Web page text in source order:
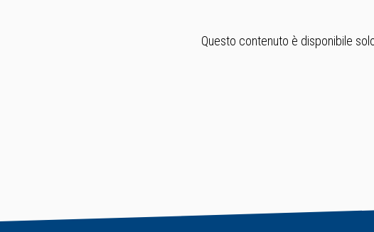
Questo contenuto è disponibile